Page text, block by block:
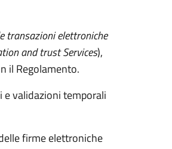
transazioni elettroniche
and trust Services),
il Regolamento.
validazioni temporali
firme elettroniche